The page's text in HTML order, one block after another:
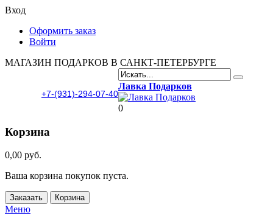
Вход
Оформить заказ
Войти
МАГАЗИН ПОДАРКОВ В САНКТ-ПЕТЕРБУРГЕ
+7-(931)-294-07-40
Лавка Подарков
0
Корзина
0,00 руб.
Ваша корзина покупок пуста.
Заказать Корзина
Меню